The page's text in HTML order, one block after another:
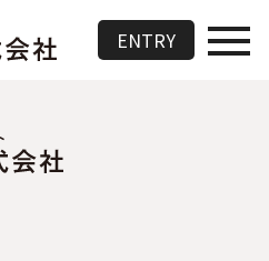
ルタント 九
ENTRY